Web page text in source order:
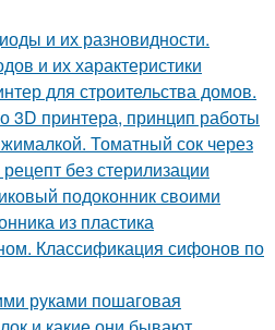
и их разновидности.
и их характеристики
для строительства домов.
3D принтера, принцип работы
Томатный сок через
без стерилизации
подоконник своими
из пластика
Классификация сифонов по
руками пошаговая